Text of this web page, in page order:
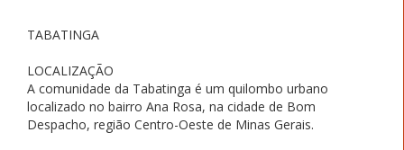
TABATINGA
LOCALIZAÇÃO
A comunidade da Tabatinga é um quilombo urbano
localizado no bairro Ana Rosa, na cidade de Bom
Despacho, região Centro-Oeste de Minas Gerais.